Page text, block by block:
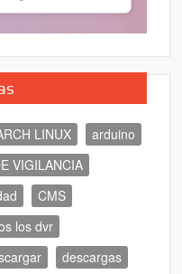
LINUX
arduino
VIGILANCIA
CMS
los dvr
descargas